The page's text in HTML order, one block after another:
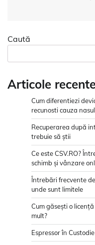
Caută
Articole
Cum diferentiezi
recunosti cauza
Recuperarea după
trebuie să știi
Ce este CSV.RO?
schimb și vânzare
Întrebări frecvente
unde sunt limitele
Cum găsești o
mult?
Espressor în